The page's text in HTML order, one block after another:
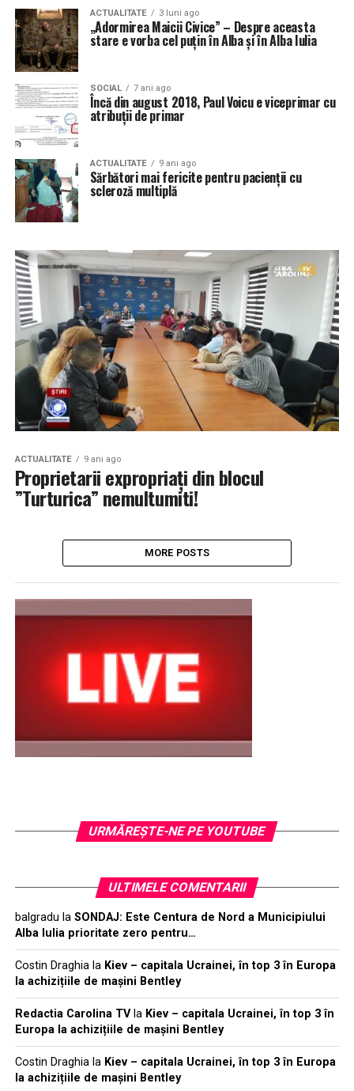
ACTUALITATE 3 luni ago
„Adormirea Maicii Civice” – Despre aceasta
stare e vorba cel puțin în Alba și în Alba Iulia
SOCIAL 7 ani ago
Încă din august 2018, Paul Voicu e viceprimar cu
atribuții de primar
ACTUALITATE 9 ani ago
Sărbători mai fericite pentru pacienţii cu
scleroză multiplă
ACTUALITATE 9 ani ago
Proprietarii expropriați din blocul
”Turturica” nemultumiti!
MORE POSTS
URMĂREŞTE-NE PE YOUTUBE
ULTIMELE COMENTARII
balgradu la SONDAJ: Este Centura de Nord a Municipiului
Alba Iulia prioritate zero pentru…
Costin Draghiala Kiev – capitala Ucrainei, în top 3 în Europa
la achizițiile de mașini Bentley
Redactia Carolina TVla Kiev – capitala Ucrainei, în top 3 în
Europa la achizițiile de mașini Bentley
Costin Draghiala Kiev – capitala Ucrainei, în top 3 în Europa
la achizițiile de mașini Bentley